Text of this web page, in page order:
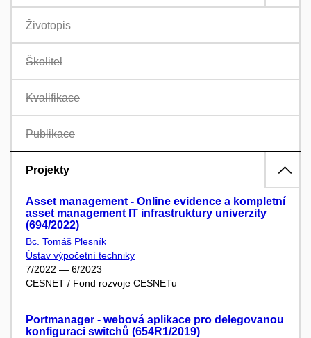
Životopis
Školitel
Kvalifikace
Publikace
Projekty
Asset management - Online evidence a kompletní
asset management IT infrastruktury univerzity
(694/2022)
Bc. Tomáš Plesník
Ústav výpočetní techniky
7/2022 — 6/2023
CESNET / Fond rozvoje CESNETu
Portmanager - webová aplikace pro delegovanou
konfiguraci switchů (654R1/2019)